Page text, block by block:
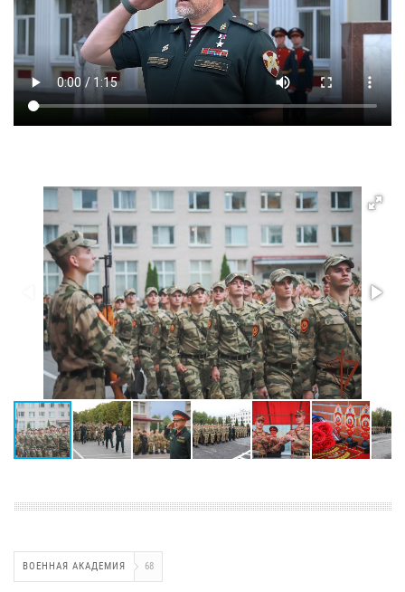
ВОЕННАЯ АКАДЕМИЯ 68